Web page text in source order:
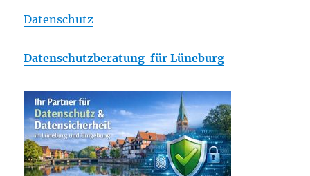
Datenschutz
Datenschutzberatung für Lüneburg